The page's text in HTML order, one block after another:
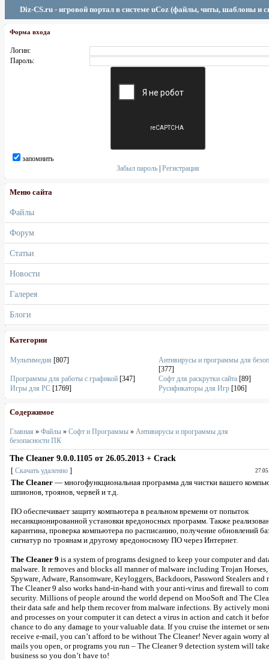
Diz-CS.ru - игровой портал в системе uCoz (файлы, читы, шаблоны и
Форма входа
Логин:
Пароль:
запомнить
Забыл пароль |Регистрация
Меню сайта
Файлы
Форум
Статьи
Новости
Галерея
Блоги
Категории
Мультимедия [807]
Антивирусы и программы для
[377]
Программы для работы с графикой [347] Софт для раскрутки сайта [89]
Игры для PC [1769] Русификаторы для Игр [106]
Содержимое
Главная » Файлы » Софт и Программы » Антивирусы и программы для
безопасности ПК
The Cleaner 9.0.0.1105 от 26.05.2013 + Crack
[ Скачать удаленно ]
The Cleaner — многофункциональная программа для чистки вашего
шпионов, троянов, червей и т.д.
ПО обеспечивает защиту компьютера в реальном времени от попыток
несанкционированной установки вредоносных программ. Также
карантина, проверка компьютера по расписанию, получение обновлений
сигнатур по троянам и другому вредоносному ПО через Интернет.
The Cleaner 9 is a system of programs designed to keep your computer and
malware. It removes and blocks all manner of malware including Trojan Horses,
Spyware, Adware, Ransomware, Keyloggers, Backdoors, Password Stealers and
The Cleaner 9 also works hand-in-hand with your anti-virus and firewall to
security. Millions of people around the world depend on MooSoft and The
their data safe and help them recover from malware infections. By actively
and processes on your computer it can detect a virus in action and catch it
chance to do any damage to your valuable data. If you cruise the internet or
receive e-mail, you can’t afford to be without The Cleaner! Never again worry
mails you open, or programs you run – The Cleaner 9 detection system will
business so you don’t have to!